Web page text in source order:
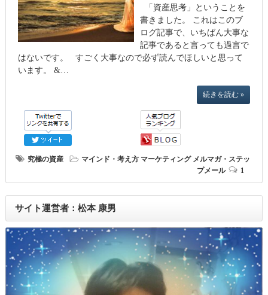
「資産思考」ということを
書きました。 これはこのブ
ログ記事で、いちばん大事な
記事であると言っても過言で
はないです。 すごく大事なので必ず読んでほしいと思って
います。 &…
続きを読む »
究極の資産 マインド・考え方 マーケティング メルマガ・ステッ
プメール
1
サイト運営者：松本 康男